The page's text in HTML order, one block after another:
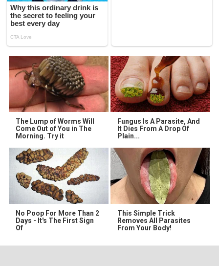
The Lump of Worms Will
Come Out of You in The
Morning. Try it
Fungus Is A Parasite, And
It Dies From A Drop Of
Plain...
No Poop For More Than 2
Days - It's The First Sign
Of
This Simple Trick
Removes All Parasites
From Your Body!